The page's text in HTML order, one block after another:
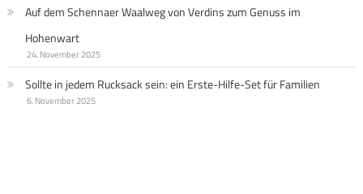
Auf dem Schennaer Waalweg von Verdins zum Genuss im
Hohenwart
24. November 2025
Sollte in jedem Rucksack sein: ein Erste-Hilfe-Set für Familien
6. November 2025